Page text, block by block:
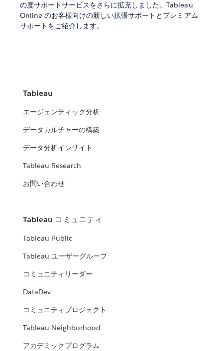
の度サポートサービスをさらに拡充しました。Tableau
Online のお客様向けの新しい拡張サポートとプレミアム
サポートをご紹介します。
Tableau
エージェンティック分析
データカルチャーの構築
データ分析インサイト
Tableau Research
お問い合わせ
Tableau コミュニティ
Tableau Public
Tableau ユーザーグループ
コミュニティリーダー
DataDev
コミュニティプロジェクト
Tableau Neighborhood
アカデミックプログラム